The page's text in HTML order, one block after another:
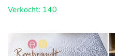
Verkocht: 140